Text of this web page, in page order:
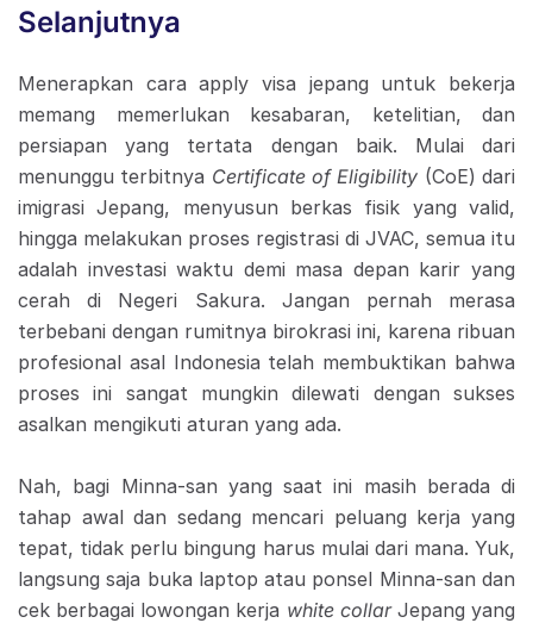
Selanjutnya
Menerapkan cara apply visa jepang untuk bekerja
memang memerlukan kesabaran, ketelitian, dan
persiapan yang tertata dengan baik. Mulai dari
menunggu terbitnya Certificate of Eligibility (CoE) dari
imigrasi Jepang, menyusun berkas fisik yang valid,
hingga melakukan proses registrasi di JVAC, semua itu
adalah investasi waktu demi masa depan karir yang
cerah di Negeri Sakura. Jangan pernah merasa
terbebani dengan rumitnya birokrasi ini, karena ribuan
profesional asal Indonesia telah membuktikan bahwa
proses ini sangat mungkin dilewati dengan sukses
asalkan mengikuti aturan yang ada.
Nah, bagi Minna-san yang saat ini masih berada di
tahap awal dan sedang mencari peluang kerja yang
tepat, tidak perlu bingung harus mulai dari mana. Yuk,
langsung saja buka laptop atau ponsel Minna-san dan
cek berbagai lowongan kerja white collarJepang yang